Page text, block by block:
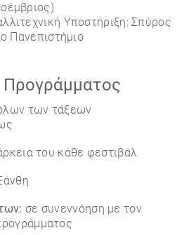
Υποστήριξη: Σπύρος
Πανεπιστήμιο
Προγράμματος
των τάξεων
του κάθε φεστιβάλ
σε συνεννόηση με τον